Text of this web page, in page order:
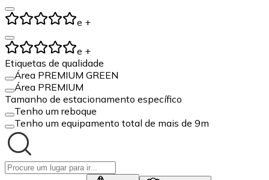
e +
e +
Etiquetas de qualidade
Área PREMIUM GREEN
Área PREMIUM
Tamanho de estacionamento específico
Tenho um reboque
Tenho um equipamento total de mais de 9m